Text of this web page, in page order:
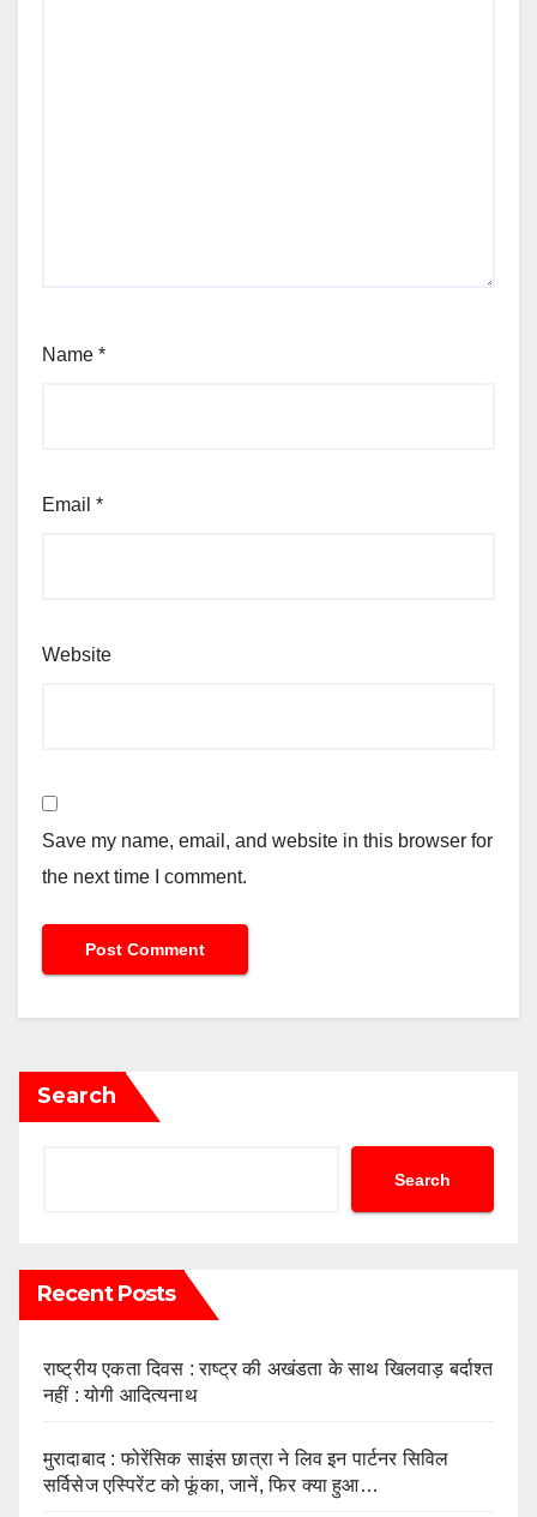
Name *
Email *
Website
Save my name, email, and website in this browser for
the next time I comment.
Search
Search
Recent Posts
राष्ट्रीय एकता दिवस : राष्ट्र की अखंडता के साथ खिलवाड़ बर्दाश्त
नहीं : योगी आदित्यनाथ
मुरादाबाद : फोरेंसिक साइंस छात्रा ने लिव इन पार्टनर सिविल
सर्विसेज एस्पिरेंट को फूंका, जानें, फिर क्या हुआ…